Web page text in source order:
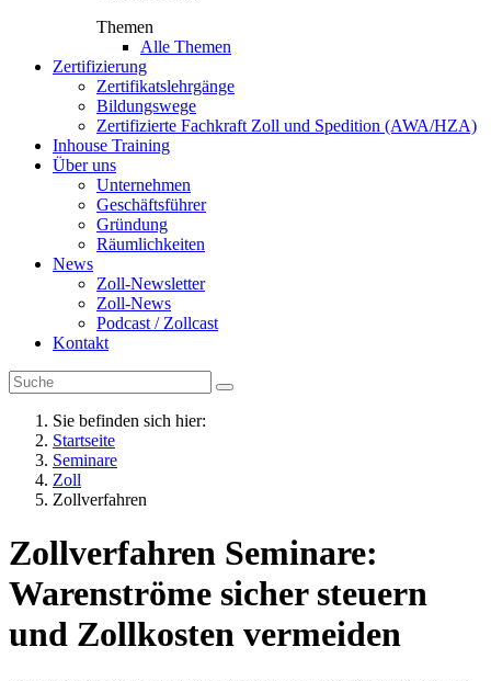
Themen
Alle Themen
Zertifizierung
Zertifikatslehrgänge
Bildungswege
Zertifizierte Fachkraft Zoll und Spedition (AWA/HZA)
Inhouse Training
Über uns
Unternehmen
Geschäftsführer
Gründung
Räumlichkeiten
News
Zoll-Newsletter
Zoll-News
Podcast / Zollcast
Kontakt
Sie befinden sich hier:
Startseite
Seminare
Zoll
Zollverfahren
Zollverfahren Seminare:
Warenströme sicher steuern
und Zollkosten vermeiden